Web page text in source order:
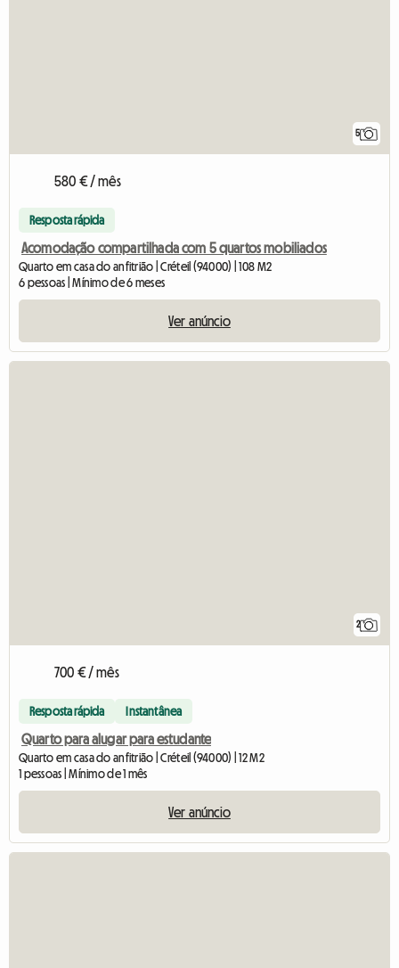
5
580 € / mês
Resposta rápida
Acomodação compartilhada com 5 quartos mobiliados
Quarto em casa do anfitrião | Créteil (94000) | 108 M2
6 pessoas | Mínimo de 6 meses
Ver anúncio
2
700 € / mês
Resposta rápida Instantânea
Quarto para alugar para estudante
Quarto em casa do anfitrião | Créteil (94000) | 12 M2
1 pessoas | Mínimo de 1 mês
Ver anúncio